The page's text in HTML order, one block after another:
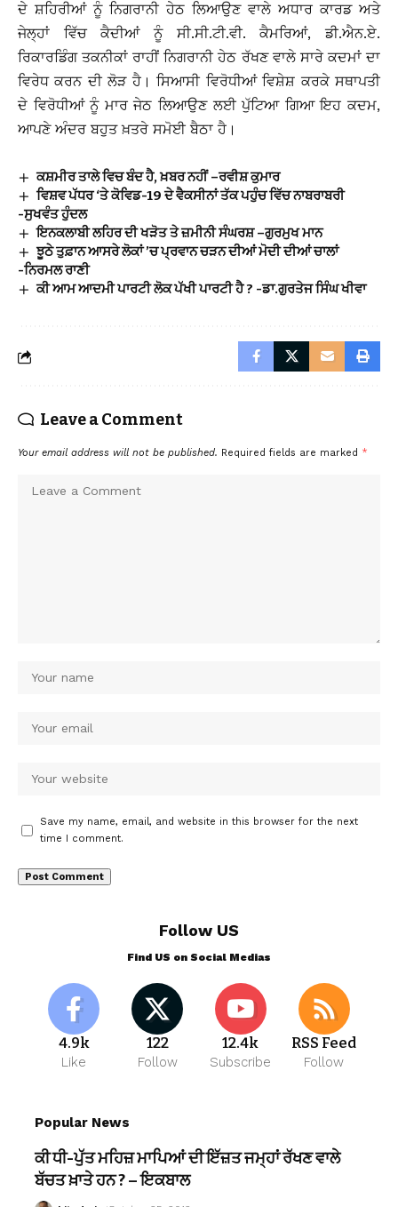
ਦੇ ਸ਼ਹਿਰੀਆਂ ਨੂੰ ਨਿਗਰਾਨੀ ਹੇਠ ਲਿਆਉਣ ਵਾਲੇ ਅਧਾਰ ਕਾਰਡ ਅਤੇ
ਜੇਲ੍ਹਾਂ ਵਿੱਚ ਕੈਦੀਆਂ ਨੂੰ ਸੀ.ਸੀ.ਟੀ.ਵੀ. ਕੈਮਰਿਆਂ, ਡੀ.ਐਨ.ਏ.
ਰਿਕਾਰਡਿੰਗ ਤਕਨੀਕਾਂ ਰਾਹੀਂ ਨਿਗਰਾਨੀ ਹੇਠ ਰੱਖਣ ਵਾਲੇ ਸਾਰੇ ਕਦਮਾਂ ਦਾ
ਵਿਰੇਧ ਕਰਨ ਦੀ ਲੋੜ ਹੈ। ਸਿਆਸੀ ਵਿਰੋਧੀਆਂ ਵਿਸ਼ੇਸ਼ ਕਰਕੇ ਸਥਾਪਤੀ
ਦੇ ਵਿਰੋਧੀਆਂ ਨੂੰ ਮਾਰ ਜੇਠ ਲਿਆਉਣ ਲਈ ਪੁੱਟਿਆ ਗਿਆ ਇਹ ਕਦਮ,
ਆਪਣੇ ਅੰਦਰ ਬਹੁਤ ਖ਼ਤਰੇ ਸਮੋਈ ਬੈਠਾ ਹੈ।
ਕਸ਼ਮੀਰ ਤਾਲੇ ਵਿਚ ਬੰਦ ਹੈ, ਖ਼ਬਰ ਨਹੀਂ –ਰਵੀਸ਼ ਕੁਮਾਰ
ਵਿਸ਼ਵ ਪੱਧਰ ‘ਤੇ ਕੋਵਿਡ-19 ਦੇ ਵੈਕਸੀਨਾਂ ਤੱਕ ਪਹੁੰਚ ਵਿੱਚ ਨਾਬਰਾਬਰੀ
-ਸੁਖਵੰਤ ਹੁੰਦਲ
ਇਨਕਲਾਬੀ ਲਹਿਰ ਦੀ ਖੜੋਤ ਤੇ ਜ਼ਮੀਨੀ ਸੰਘਰਸ਼ –ਗੁਰਮੁਖ ਮਾਨ
ਝੂਠੇ ਤੁਫ਼ਾਨ ਆਸਰੇ ਲੋਕਾਂ ’ਚ ਪ੍ਰਵਾਨ ਚੜਨ ਦੀਆਂ ਮੋਦੀ ਦੀਆਂ ਚਾਲਾਂ
-ਨਿਰਮਲ ਰਾਣੀ
ਕੀ ਆਮ ਆਦਮੀ ਪਾਰਟੀ ਲੋਕ ਪੱਖੀ ਪਾਰਟੀ ਹੈ ? -ਡਾ.ਗੁਰਤੇਜ ਸਿੰਘ ਖੀਵਾ
Leave a Comment
Your email address will not be published. Required fields are marked *
Save my name, email, and website in this browser for the next
time I comment.
Follow US
Find US on Social Medias
4.9k
Like
122
Follow
12.4k
Subscribe
RSS Feed
Follow
Popular News
ਕੀ ਧੀ-ਪੁੱਤ ਮਹਿਜ਼ ਮਾਪਿਆਂ ਦੀ ਇੱਜ਼ਤ ਜਮ੍ਹਾਂ ਰੱਖਣ ਵਾਲੇ
ਬੱਚਤ ਖ਼ਾਤੇ ਹਨ ? – ਇਕਬਾਲ